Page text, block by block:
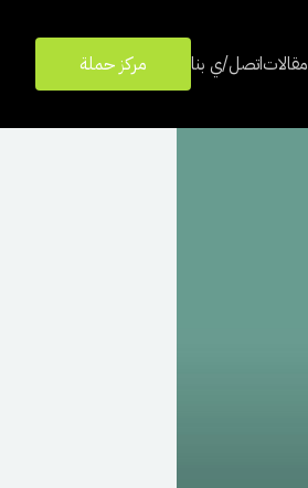
مقالاتاتصل/ي بنا مركز حملة